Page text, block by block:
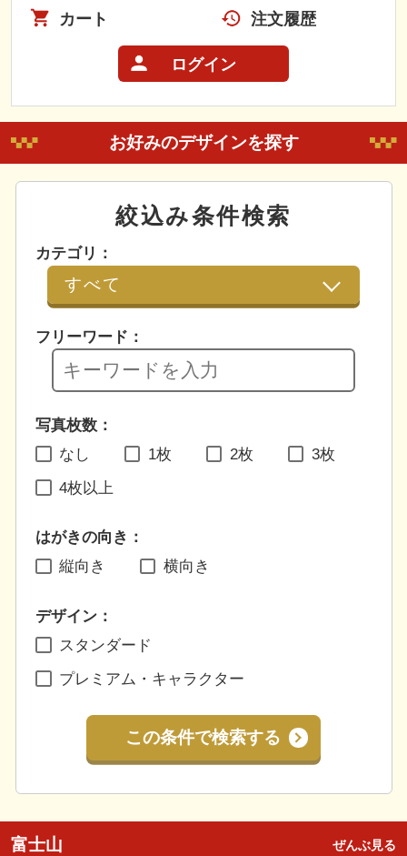
カート 注文履歴
ログイン
お好みのデザインを探す
絞込み条件検索
カテゴリ：
フリーワード：
写真枚数：
なし
1枚 2枚 3枚
4枚以上
はがきの向き：
縦向き
横向き
デザイン：
スタンダード
プレミアム・キャラクター
この条件で検索する
富士山 ぜんぶ見る